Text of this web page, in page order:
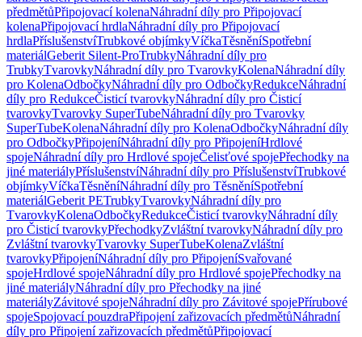
předmětůPřipojovací kolenaNáhradní díly pro Připojovací
kolenaPřipojovací hrdlaNáhradní díly pro Připojovací
hrdlaPříslušenstvíTrubkové objímkyVíčkaTěsněníSpotřební
materiálGeberit Silent-ProTrubkyNáhradní díly pro
TrubkyTvarovkyNáhradní díly pro TvarovkyKolenaNáhradní díly
pro KolenaOdbočkyNáhradní díly pro OdbočkyRedukceNáhradní
díly pro RedukceČisticí tvarovkyNáhradní díly pro Čisticí
tvarovkyTvarovky SuperTubeNáhradní díly pro Tvarovky
SuperTubeKolenaNáhradní díly pro KolenaOdbočkyNáhradní díly
pro OdbočkyPřipojeníNáhradní díly pro PřipojeníHrdlové
spojeNáhradní díly pro Hrdlové spojeČelisťové spojePřechodky na
jiné materiályPříslušenstvíNáhradní díly pro PříslušenstvíTrubkové
objímkyVíčkaTěsněníNáhradní díly pro TěsněníSpotřební
materiálGeberit PETrubkyTvarovkyNáhradní díly pro
TvarovkyKolenaOdbočkyRedukceČisticí tvarovkyNáhradní díly
pro Čisticí tvarovkyPřechodkyZvláštní tvarovkyNáhradní díly pro
Zvláštní tvarovkyTvarovky SuperTubeKolenaZvláštní
tvarovkyPřipojeníNáhradní díly pro PřipojeníSvařované
spojeHrdlové spojeNáhradní díly pro Hrdlové spojePřechodky na
jiné materiályNáhradní díly pro Přechodky na jiné
materiályZávitové spojeNáhradní díly pro Závitové spojePřírubové
spojeSpojovací pouzdraPřipojení zařizovacích předmětůNáhradní
díly pro Připojení zařizovacích předmětůPřipojovací